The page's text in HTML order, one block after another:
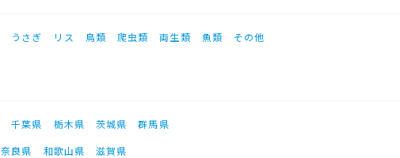
うさぎ リス 鳥類 爬虫類 両生類 魚類 その他
千葉県 栃木県 茨城県
群馬県
奈良県 和歌山県
滋賀県